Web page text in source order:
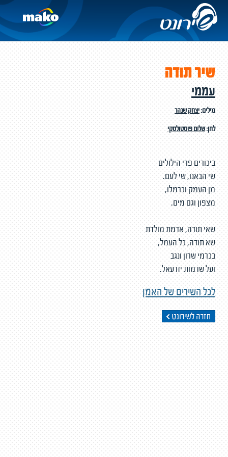
שיר תודה
עממי
מילים:יצחק שנהר
לחן:שלום פוסטולסקי
ביכורים פרי הילולים
שי הבאנו, שי לעם.
מן העמק וכרמלו,
מצפון וגם מים.
שאי תודה, אדמת מולדת
שא תודה, כל העמל,
בכרמי שרון ונגב
ועל שדמות יזרעאל.
לכל השירים של האמן